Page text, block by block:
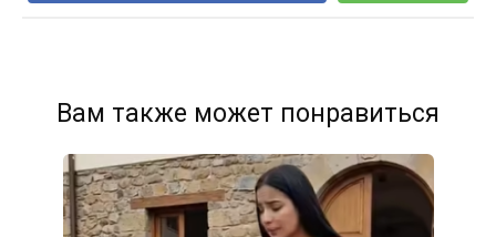
Вам также может понравиться